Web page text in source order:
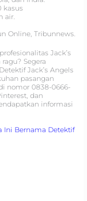
kasus
air.
Online, Tribunnews.
Jack’s
Segera
Jack’s Angels
pasangan
nomor 0838-0666-
dan
informasi
Ini Bernama Detektif